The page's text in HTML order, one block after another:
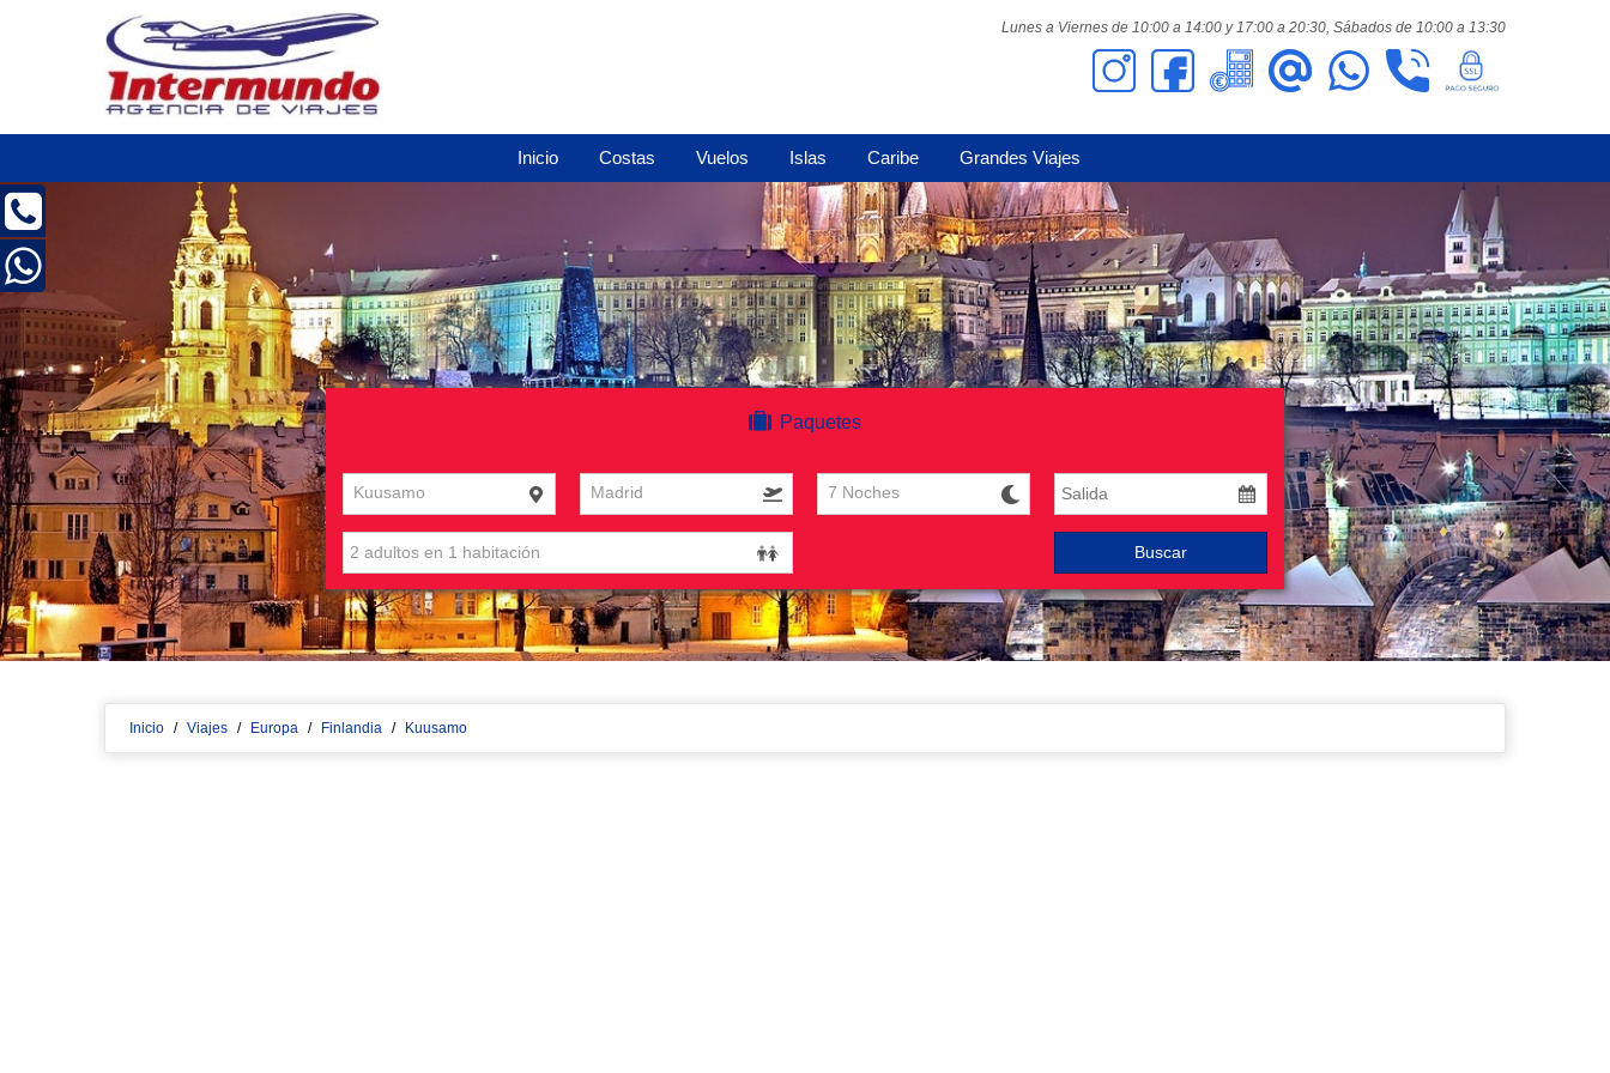
Lunes a Viernes de 10:00 a 14:00 y 17:00 a 20:30, Sábados de 10:00 a 13:30
Inicio Costas Vuelos Islas Caribe Grandes Viajes
Paquetes
Kuusamo Madrid 7 Noches
Buscar
Inicio / Viajes / Europa / Finlandia / Kuusamo